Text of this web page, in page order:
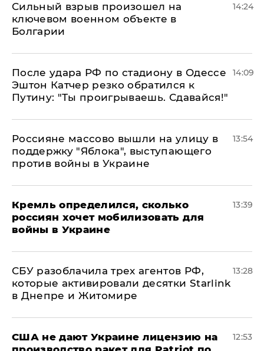
Сильный взрыв произошел на
ключевом военном объекте в
Болгарии
14:24
После удара РФ по стадиону в Одессе
Эштон Катчер резко обратился к
Путину: "Ты проигрываешь. Сдавайся!"
14:09
Россияне массово вышли на улицу в
поддержку "Яблока", выступающего
против войны в Украине
13:54
Кремль определился, сколько
россиян хочет мобилизовать для
войны в Украине
13:39
СБУ разоблачила трех агентов РФ,
которые активировали десятки Starlink
в Днепре и Житомире
13:28
США не дают Украине лицензию на
12:53